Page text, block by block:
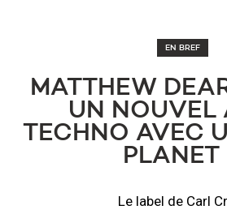
EN BREF
MATTHEW
UN NOUVEL
TECHNO AVEC
PLANET
Le label de Carl